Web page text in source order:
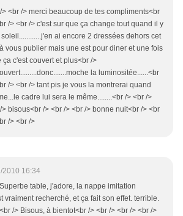
> <br /> merci beaucoup de tes compliments<br
/> <br /> c'est sur que ça change tout quand il y
ai encore 2 dressées dehors cet
vous publier mais une est pour diner et une fois
ça c'est couvert et plus<br />
la luminositée......<br
/> <br /> tant pis je vous la montrerai quand
cadre lui sera le même........<br /> <br />
> bisous<br /> <br /> <br /> bonne nuit<br /> <br
/> <br />
2010 16:34
table, j'adore, la nappe imitation
vraiment recherché, et ça fait son effet. terrible.
/> Bisous, à bientot<br /> <br /> <br /> <br />